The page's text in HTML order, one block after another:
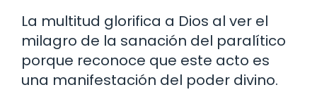
La multitud glorifica a Dios al ver el
milagro de la sanación del paralítico
porque reconoce que este acto es
una manifestación del poder divino.